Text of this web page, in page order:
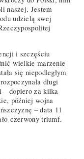
naszej. Jestem
udzielą swej
i szczęściu
wielkie marzenie
się niepodległym
długi
– dopiero za kilka
później wojna
– data 11
czerwony triumf.